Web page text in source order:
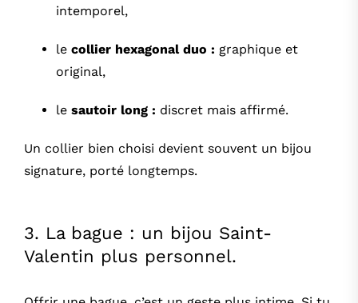
intemporel,
le collier hexagonal duo : graphique et
original,
le sautoir long : discret mais affirmé.
Un collier bien choisi devient souvent un bijou
signature, porté longtemps.
3. La bague : un bijou Saint-
Valentin plus personnel.